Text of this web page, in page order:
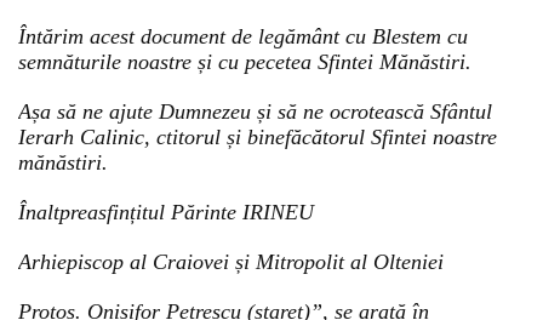
Întărim acest document de legământ cu Blestem cu
semnăturile noastre și cu pecetea Sfintei Mănăstiri.
Așa să ne ajute Dumnezeu și să ne ocrotească Sfântul
Ierarh Calinic, ctitorul și binefăcătorul Sfintei noastre
mănăstiri.
Înaltpreasfințitul Părinte IRINEU
Arhiepiscop al Craiovei și Mitropolit al Olteniei
Protos. Onisifor Petrescu (stareț)”, se arată în